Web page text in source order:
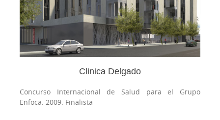
Clinica Delgado
Concurso Internacional de Salud para el Grupo
Enfoca. 2009. Finalista